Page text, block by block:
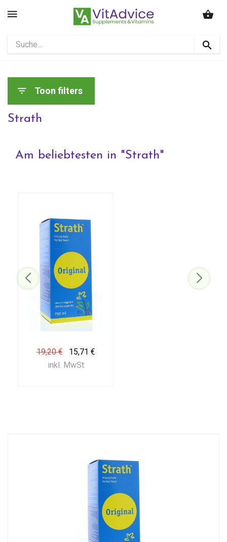
Toon filters
Strath
Am beliebtesten in "Strath"
19,20 €
15,71 €
inkl. MwSt